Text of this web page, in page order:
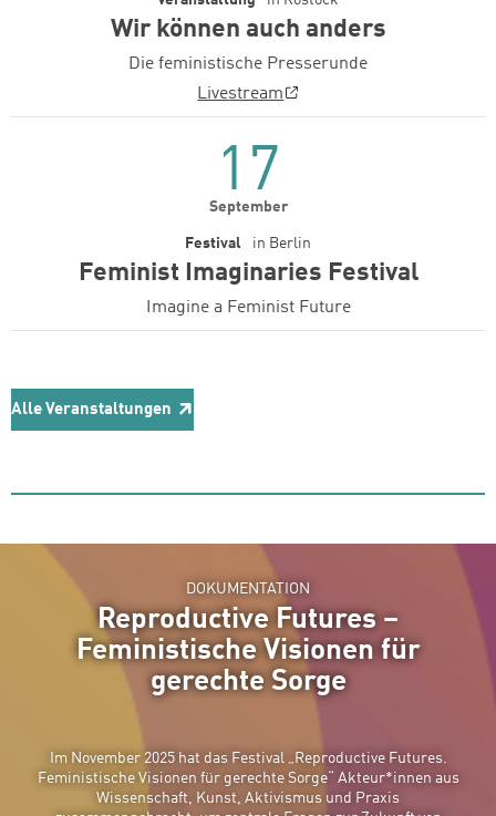
Wir können auch anders
Die feministische Presserunde
Livestream
17
September
Feminist Imaginaries Festival
Festival in Berlin
Imagine a Feminist Future
Alle Veranstaltungen
DOKUMENTATION
Reproductive Futures –
Feministische Visionen für
gerechte Sorge
Im November 2025 hat das Festival „Reproductive Futures.
Feministische Visionen für gerechte Sorge“ Akteur*innen aus
Wissenschaft, Kunst, Aktivismus und Praxis